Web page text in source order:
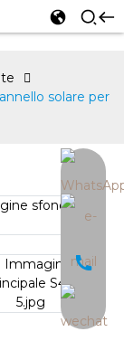
solare per